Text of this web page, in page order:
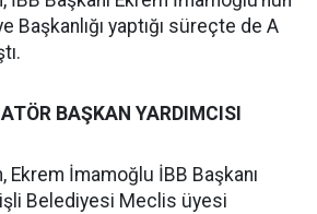
Başkanlığı yaptığı süreçte de A
BAŞKAN YARDIMCISI
Ekrem İmamoğlu İBB Başkanı
Belediyesi Meclis üyesi